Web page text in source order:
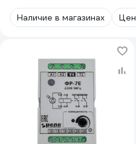
Наличие в магазинах